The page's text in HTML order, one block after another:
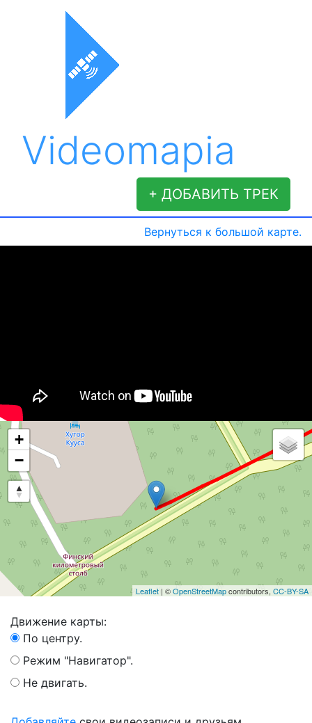
Videomapia
+ ДОБАВИТЬ ТРЕК
Вернуться к большой карте.
+
−
Leaflet | ©OpenStreetMapcontributors, CC-BY-SA
Движение карты:
По центру.
Режим "Навигатор".
Не двигать.